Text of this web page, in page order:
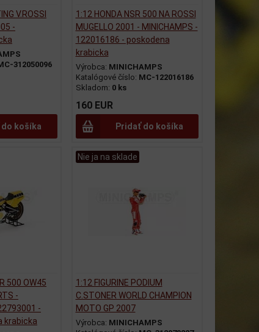
V.ROSSI
-
312050096
do košíka
1:12 HONDA NSR 500 NA ROSSI
MUGELLO 2001 - MINICHAMPS -
122016186 - poskodena
krabicka
Výrobca: MINICHAMPS
Katalógové číslo: MC-122016186
Skladom: 0 ks
160 EUR
Pridať do košíka
500 OW45
-
-
krabicka
Nie ja na sklade
1:12 FIGURINE PODIUM
C.STONER WORLD CHAMPION
MOTO GP 2007
Výrobca: MINICHAMPS